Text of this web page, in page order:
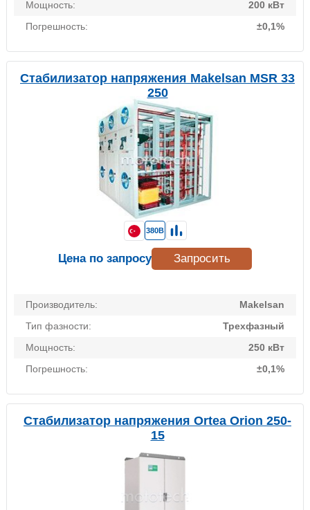
Мощность:
200 кВт
Погрешность:
±0,1%
Стабилизатор напряжения Makelsan MSR 33
250
Производитель:
Makelsan
Тип фазности:
Трехфазный
Мощность:
250 кВт
Погрешность:
±0,1%
380В
Цена по запросу Запросить
Стабилизатор напряжения Ortea Orion 250-
15